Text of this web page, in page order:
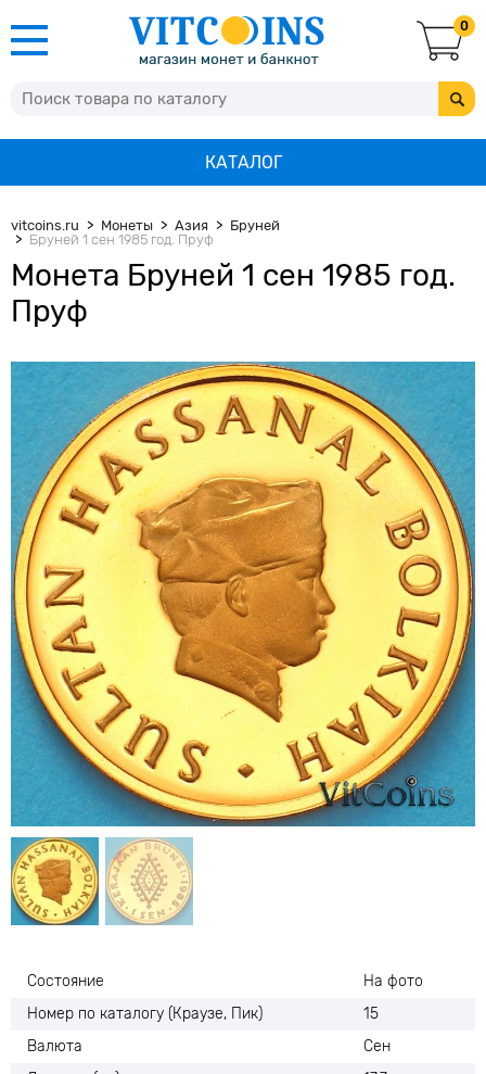
0
КАТАЛОГ
vitcoins.ru Монеты Азия
Бруней
Бруней 1 сен 1985 год. Пруф
Монета Бруней 1 сен 1985 год.
Пруф
Состояние
На фото
Номер по каталогу (Краузе, Пик)
15
Валюта
Сен